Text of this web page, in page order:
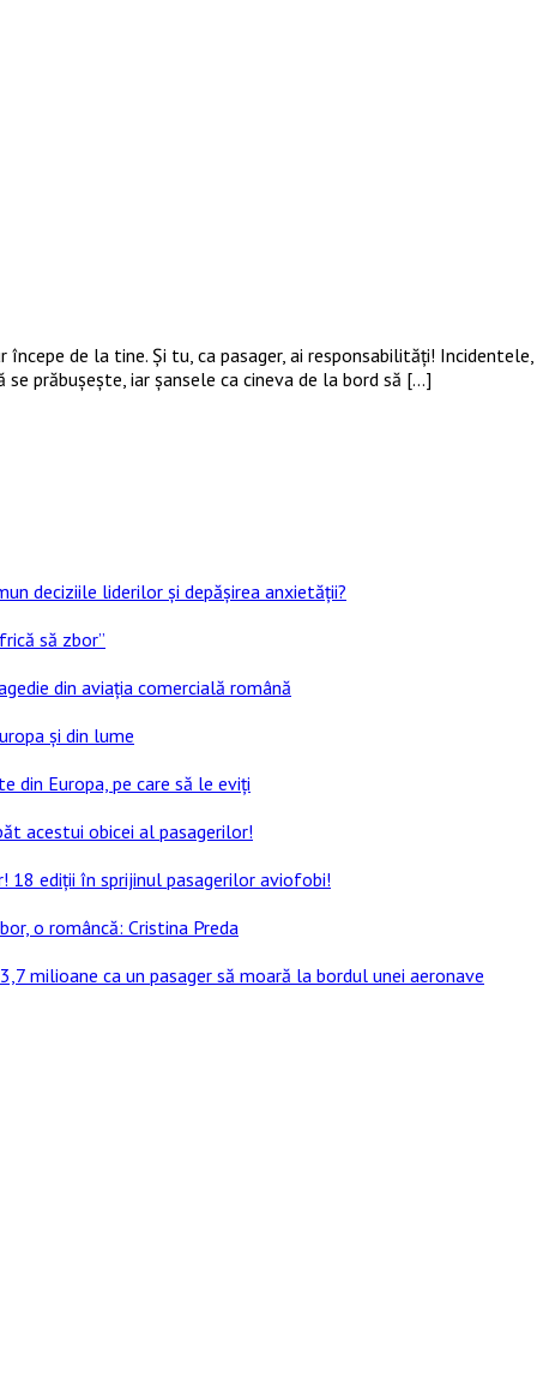
de la tine. Și tu, ca pasager, ai responsabilități!
prăbușește, iar șansele ca cineva de la bord să […]
deciziile liderilor și depășirea anxietății?
să zbor”
din aviația comercială română
și din lume
din Europa, pe care să le eviți
acestui obicei al pasagerilor!
ediții în sprijinul pasagerilor aviofobi!
o româncă: Cristina Preda
milioane ca un pasager să moară la bordul unei aeronave